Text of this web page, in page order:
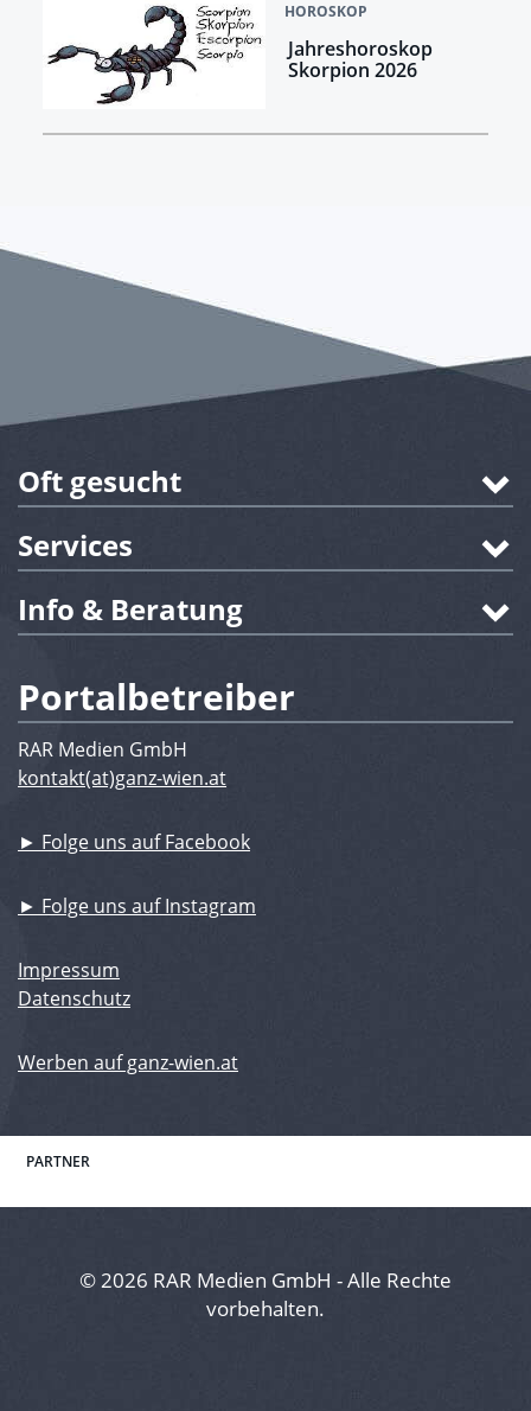
HOROSKOP
Jahreshoroskop
Skorpion 2026
Oft gesucht
Services
Info & Beratung
Portalbetreiber
RAR Medien GmbH
kontakt(at)ganz-wien.at
► Folge uns auf Facebook
► Folge uns auf Instagram
Impressum
Datenschutz
Werben auf ganz-wien.at
PARTNER
© 2026 RAR Medien GmbH - Alle Rechte
vorbehalten.